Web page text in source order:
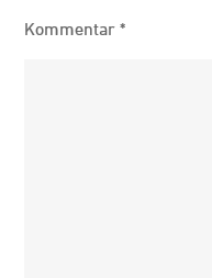
Kommentar*